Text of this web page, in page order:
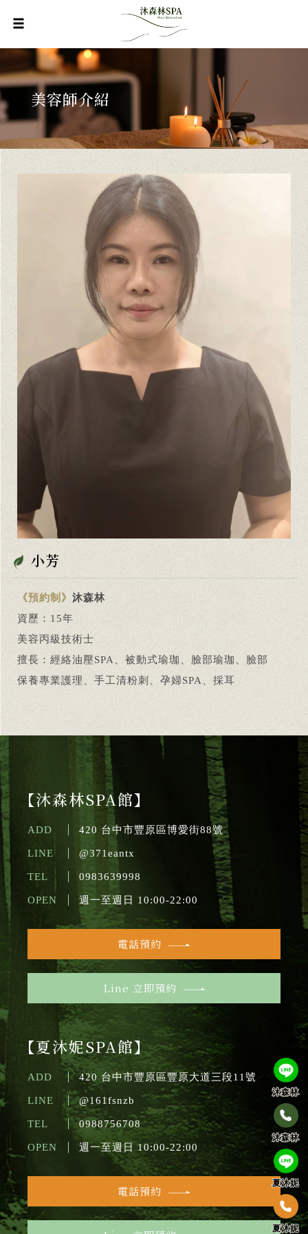
沐森林
沐森林
夏沐妮
夏沐妮
美容師介紹
小芳
《預約制》 沐森林
資歷：15年
美容丙級技術士
擅長：經絡油壓SPA、被動式瑜珈、臉部瑜珈、臉部
保養專業護理、手工清粉刺、孕婦SPA、採耳
【沐森林SPA館】
ADD 420 台中市豐原區博愛街88號
LINE @371eantx
TEL 0983639998
OPEN 週一至週日 10:00-22:00
電話預約
Line 立即預約
【夏沐妮SPA館】
ADD 420 台中市豐原區豐原大道三段11號
LINE @161fsnzb
TEL 0988756708
OPEN 週一至週日 10:00-22:00
電話預約